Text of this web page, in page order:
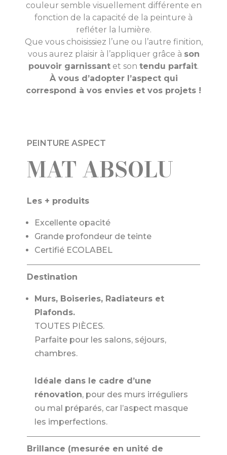
couleur semble visuellement différente en
fonction de la capacité de la peinture à
refléter la lumière.
Que vous choisissiez l’une ou l’autre finition,
vous aurez plaisir à l’appliquer grâce à son
pouvoir garnissant et son tendu parfait.
À vous d’adopter l’aspect qui
correspond à vos envies et vos projets !
PEINTURE ASPECT
MAT ABSOLU
Les + produits
Excellente opacité
Grande profondeur de teinte
Certifié ECOLABEL
Destination
Murs, Boiseries, Radiateurs et
Plafonds.
TOUTES PIÈCES.
Parfaite pour les salons, séjours,
chambres.
Idéale dans le cadre d’une
rénovation, pour des murs irréguliers
ou mal préparés, car l’aspect masque
les imperfections.
Brillance (mesurée en unité de